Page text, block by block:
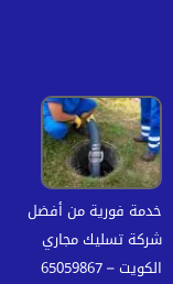
خدمة فورية من أفضل
شركة تسليك مجاري
الكويت – 65059867